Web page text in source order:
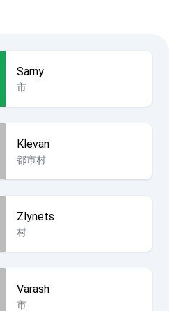
Sarny
市
Klevan
都市村
Zlynets
村
Varash
市